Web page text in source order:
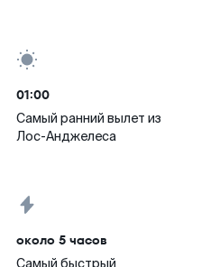
01:00
Самый ранний вылет из
Лос-Анджелеса
около 5 часов
Самый быстрый